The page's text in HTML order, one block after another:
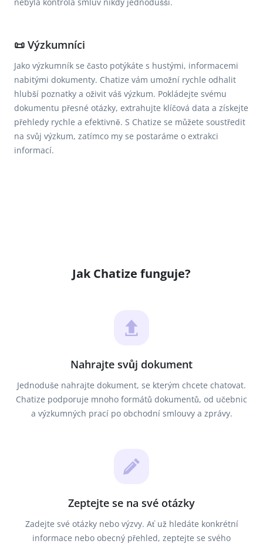
📜 Výzkumníci
Jako výzkumník se často potýkáte s hustými, informacemi
nabitými dokumenty. Chatize vám umožní rychle odhalit
hlubší poznatky a oživit váš výzkum. Pokládejte svému
dokumentu přesné otázky, extrahujte klíčová data a získejte
přehledy rychle a efektivně. S Chatize se můžete soustředit
na svůj výzkum, zatímco my se postaráme o extrakci
informací.
Jak Chatize funguje?
Nahrajte svůj dokument
Jednoduše nahrajte dokument, se kterým chcete chatovat.
Chatize podporuje mnoho formátů dokumentů, od učebnic
a výzkumných prací po obchodní smlouvy a zprávy.
Zeptejte se na své otázky
Zadejte své otázky nebo výzvy. Ať už hledáte konkrétní
informace nebo obecný přehled, zeptejte se svého